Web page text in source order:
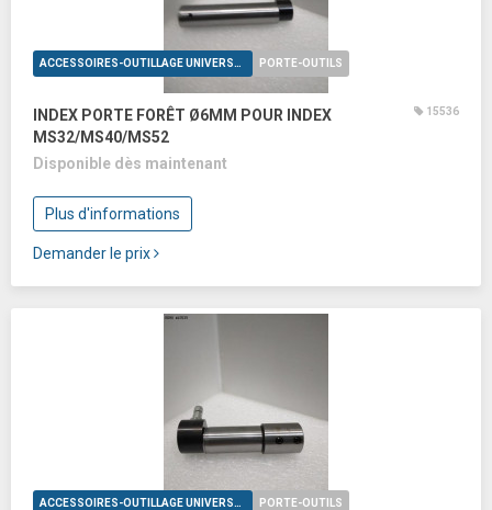
ACCESSOIRES-OUTILLAGE UNIVERSELS PORTE-OUTILS
INDEX PORTE FORÊT Ø6MM POUR INDEX
MS32/MS40/MS52
15536
Disponible dès maintenant
Plus d'informations
Demander le prix
ACCESSOIRES-OUTILLAGE UNIVERSELS PORTE-OUTILS